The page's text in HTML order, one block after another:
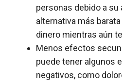
personas debido a su
alternativa más
dinero mientras aún
Menos efectos
puede tener algunos
negativos, como